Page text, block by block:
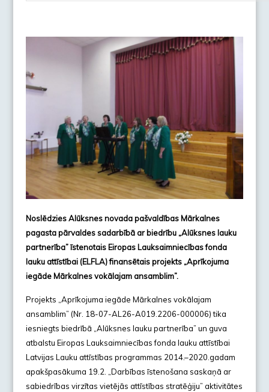
Noslēdzies Alūksnes novada pašvaldības Mārkalnes
pagasta pārvaldes sadarbībā ar biedrību „Alūksnes lauku
partnerība” īstenotais Eiropas Lauksaimniecības fonda
lauku attīstībai (ELFLA) finansētais projekts „Aprīkojuma
iegāde Mārkalnes vokālajam ansamblim”.
Projekts „Aprīkojuma iegāde Mārkalnes vokālajam
ansamblim” (Nr. 18-07-AL26-A019.2206-000006) tika
iesniegts biedrībā „Alūksnes lauku partnerība” un guva
atbalstu Eiropas Lauksaimniecības fonda lauku attīstībai
Latvijas Lauku attīstības programmas 2014.–2020.gadam
apakšpasākuma 19.2. „Darbības īstenošana saskaņā ar
sabiedrības virzītas vietējās attīstības stratēģiju” aktivitātes